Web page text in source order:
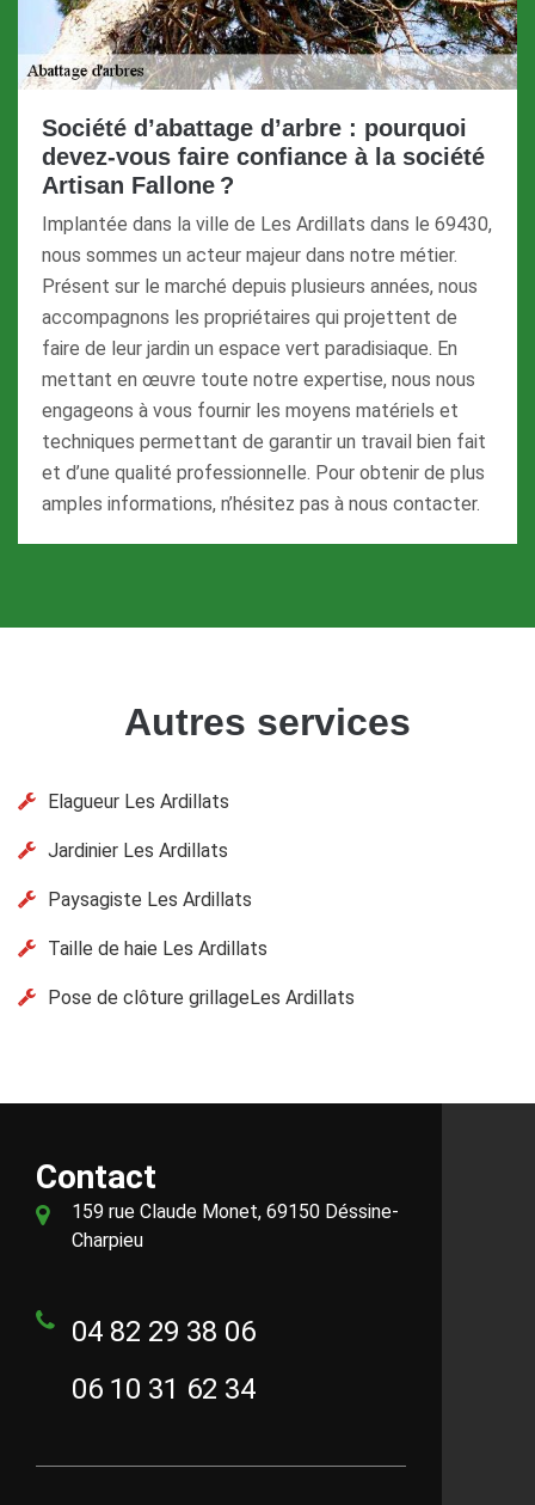
Société d’abattage d’arbre : pourquoi
devez-vous faire confiance à la société
Artisan Fallone ?
Implantée dans la ville de Les Ardillats dans le 69430,
nous sommes un acteur majeur dans notre métier.
Présent sur le marché depuis plusieurs années, nous
accompagnons les propriétaires qui projettent de
faire de leur jardin un espace vert paradisiaque. En
mettant en œuvre toute notre expertise, nous nous
engageons à vous fournir les moyens matériels et
techniques permettant de garantir un travail bien fait
et d’une qualité professionnelle. Pour obtenir de plus
amples informations, n’hésitez pas à nous contacter.
Autres services
Elagueur Les Ardillats
Jardinier Les Ardillats
Paysagiste Les Ardillats
Taille de haie Les Ardillats
Pose de clôture grillageLes Ardillats
Contact
159 rue Claude Monet, 69150 Déssine-
Charpieu
04 82 29 38 06
06 10 31 62 34